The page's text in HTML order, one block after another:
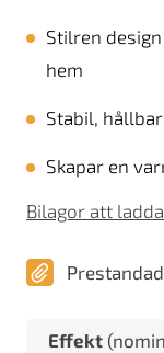
Stilren
hem
Stabil,
Skapar en
Bilagor att
Effekt